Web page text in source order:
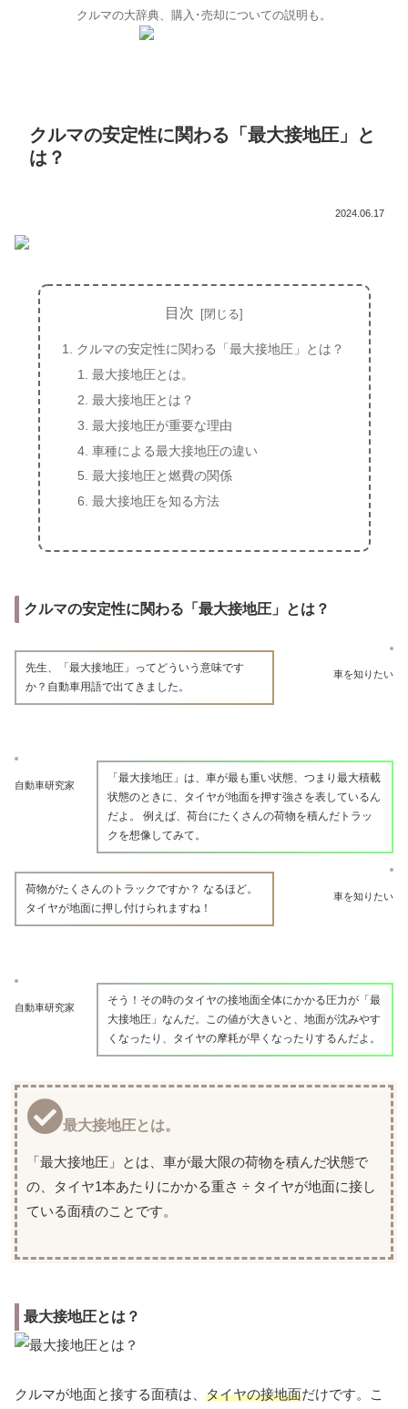
クルマの大辞典、購入･売却についての説明も。
クルマの安定性に関わる「最大接地圧」と
は？
2024.06.17
目次
クルマの安定性に関わる「最大接地圧」とは？
最大接地圧とは。
最大接地圧とは？
最大接地圧が重要な理由
車種による最大接地圧の違い
最大接地圧と燃費の関係
最大接地圧を知る方法
クルマの安定性に関わる「最大接地圧」とは？
車を知りたい
先生、「最大接地圧」ってどういう意味です
か？自動車用語で出てきました。
自動車研究家
「最大接地圧」は、車が最も重い状態、つまり最大積載
状態のときに、タイヤが地面を押す強さを表しているん
だよ。 例えば、荷台にたくさんの荷物を積んだトラッ
クを想像してみて。
車を知りたい
荷物がたくさんのトラックですか？ なるほど。
タイヤが地面に押し付けられますね！
自動車研究家
そう！その時のタイヤの接地面全体にかかる圧力が「最
大接地圧」なんだ。この値が大きいと、地面が沈みやす
くなったり、タイヤの摩耗が早くなったりするんだよ。
最大接地圧とは。
「最大接地圧」とは、車が最大限の荷物を積んだ状態で
の、タイヤ1本あたりにかかる重さ ÷ タイヤが地面に接し
ている面積のことです。
最大接地圧とは？
クルマが地面と接する面積は、 タイヤの接地面だけです。こ